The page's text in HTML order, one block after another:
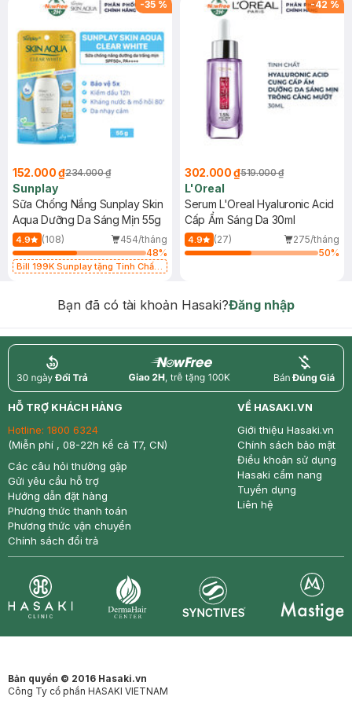
-35 %
152.000 ₫234.000 ₫
Sunplay
Sữa Chống Nắng Sunplay Skin
Aqua Dưỡng Da Sáng Mịn 55g
4.9 (108)
454/tháng
48%
Bill 199K Sunplay tặng Tinh Chất
-42 %
302.000 ₫519.000 ₫
L'Oreal
Serum L'Oreal Hyaluronic Acid
Cấp Ẩm Sáng Da 30ml
4.9 (27)
275/tháng
50%
Bạn đã có tài khoản Hasaki?Đăng nhập
return nowfree price
HỖ TRỢ KHÁCH HÀNG
Hotline: 1800 6324
(Miễn phí , 08-22h kể cả T7, CN)
Các câu hỏi thường gặp
Gửi yêu cầu hỗ trợ
Hướng dẫn đặt hàng
Phương thức thanh toán
Phương thức vận chuyển
Chính sách đổi trả
VỀ HASAKI.VN
Giới thiệu Hasaki.vn
Chính sách bảo mật
Điều khoản sử dụng
Hasaki cẩm nang
Tuyển dụng
Liên hệ
Bản quyền © 2016 Hasaki.vn
Công Ty cổ phần HASAKI VIETNAM